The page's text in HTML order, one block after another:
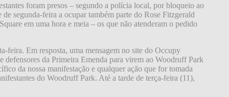
foram presos – segundo a polícia local, por bloqueio ao
segunda-feira a ocupar também parte do Rose Fitzgerald
em uma hora e meia – os que não atenderam o pedido
feira. Em resposta, uma mensagem no site do Occupy
da Primeira Emenda para virem ao Woodruff Park
da nossa manifestação e qualquer ação que for tomada
do Woodruff Park. Até a tarde de terça-feira (11),